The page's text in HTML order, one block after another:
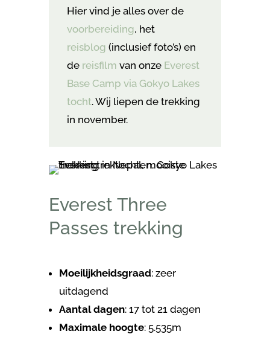
Hier vind je alles over de
voorbereiding, het
reisblog (inclusief foto’s) en
de reisfilm van onze Everest
Base Camp via Gokyo Lakes
tocht. Wij liepen de trekking
in november.
Everest Three
Passes trekking
Moeilijkheidsgraad: zeer
uitdagend
Aantal dagen: 17 tot 21 dagen
Maximale hoogte: 5.535m